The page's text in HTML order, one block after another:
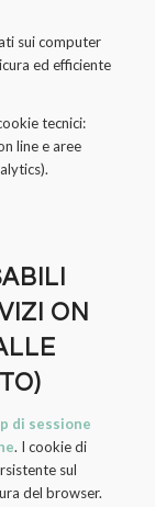
sui computer
ed efficiente
tecnici:
line e aree
ON
di sessione
. I cookie di
sul
del browser.